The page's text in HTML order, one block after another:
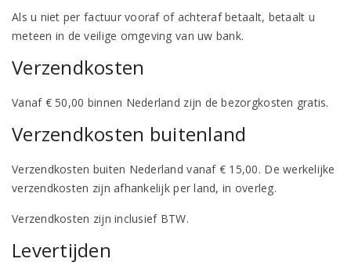
Als u niet per factuur vooraf of achteraf betaalt, betaalt u
meteen in de veilige omgeving van uw bank.
Verzendkosten
Vanaf € 50,00 binnen Nederland zijn de bezorgkosten gratis.
Verzendkosten buitenland
Verzendkosten buiten Nederland vanaf € 15,00. De werkelijke
verzendkosten zijn afhankelijk per land, in overleg.
Verzendkosten zijn inclusief BTW.
Levertijden